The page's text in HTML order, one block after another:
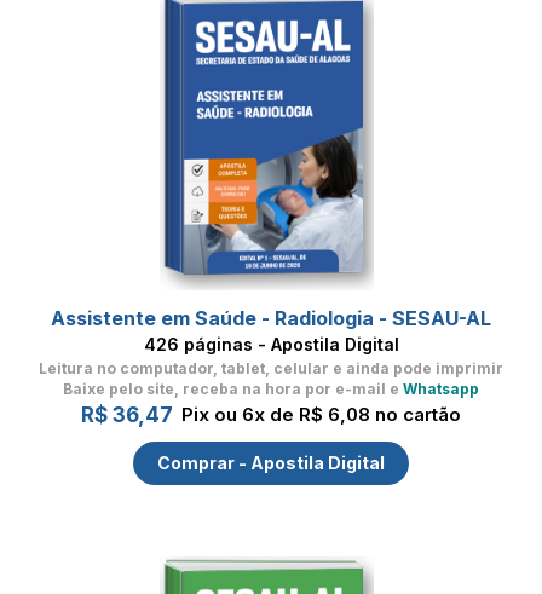
Assistente em Saúde - Radiologia - SESAU-AL
426 páginas - Apostila Digital
Leitura no computador, tablet, celular e ainda pode imprimir
Baixe pelo site, receba na hora por e-mail e Whatsapp
R$ 36,47 Pix ou 6x de R$ 6,08 no cartão
Comprar - Apostila Digital